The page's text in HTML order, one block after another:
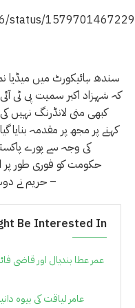
status/
سندھ ہائیکورٹ میں میڈیا
کہ شہزاد اکبر سمیت پی ٹی
کبھی منی لانڈرنگ نہیں
کہنے پر مجھ پر مقدمہ بنایا
کی وجہ سے پورے
حکومت کو فوری طور پر
حریم نے دوسرے ویڈیو بیان میں معافی مانگ لی تھی –
Be Interested In
عمر عطا بندیال اور قاضی
عامر لیاقت کی بیوہ